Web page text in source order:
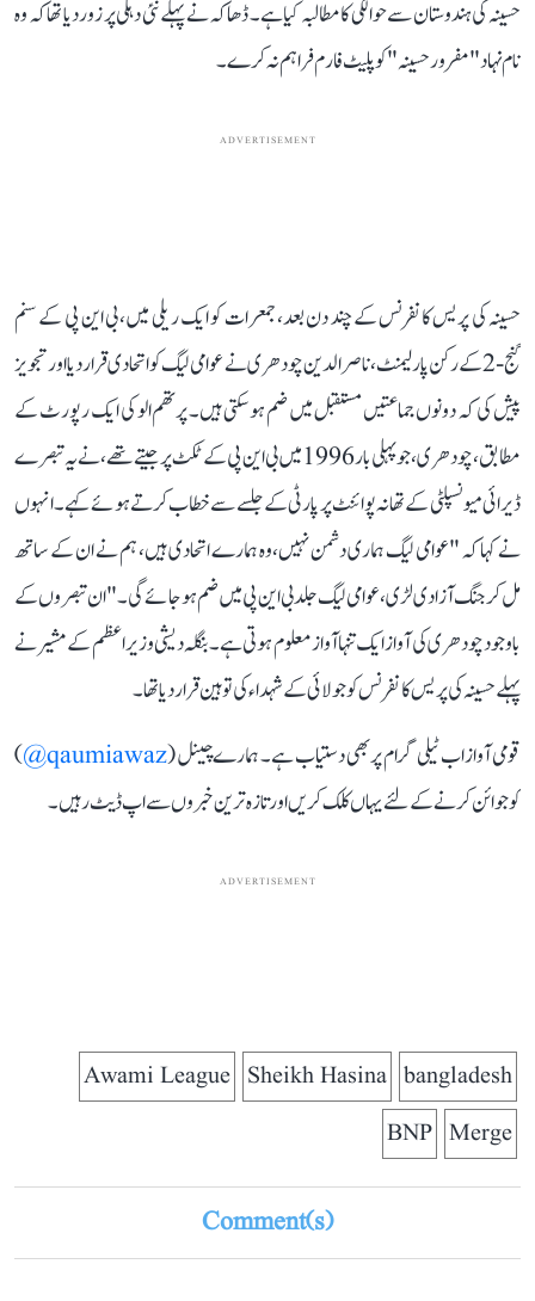
حسینہ کی ہندوستان سے حوالگی کا مطالبہ کیا ہے۔ ڈھاکہ نے پہلے نئی دہلی پر زور دیا تھا کہ وہ
نام نہاد "مفرور حسینہ" کو پلیٹ فارم فراہم نہ کرے۔
ADVERTISEMENT
حسینہ کی پریس کانفرنس کے چند دن بعد، جمعرات کو ایک ریلی میں، بی این پی کے سنم
گنج-2 کے رکن پارلیمنٹ، ناصر الدین چودھری نے عوامی لیگ کو اتحادی قرار دیا اور تجویز
پیش کی کہ دونوں جماعتیں مستقبل میں ضم ہو سکتی ہیں۔ پرتھم الو کی ایک رپورٹ کے
مطابق، چودھری، جو پہلی بار 1996 میں بی این پی کے ٹکٹ پر جیتے تھے، نے یہ تبصرے
ڈیرائی میونسپلٹی کے تھانہ پوائنٹ پر پارٹی کے جلسے سے خطاب کرتے ہوئے کہے۔ انہوں
نے کہا کہ "عوامی لیگ ہماری دشمن نہیں، وہ ہمارے اتحادی ہیں، ہم نے ان کے ساتھ
مل کر جنگ آزادی لڑی، عوامی لیگ جلد بی این پی میں ضم ہو جائے گی۔" ان تبصروں کے
باوجود چودھری کی آواز ایک تنہا آواز معلوم ہوتی ہے۔ بنگلہ دیشی وزیراعظم کے مشیر نے
پہلے حسینہ کی پریس کانفرنس کو جولائی کے شہداء کی توہین قرار دیا تھا۔
قومی آواز اب ٹیلی گرام پر بھی دستیاب ہے۔ ہمارے چینل (qaumiawaz@
)
کو جوائن کرنے کے لئے یہاں کلک کریں اور تازہ ترین خبروں سے اپ ڈیٹ رہیں۔
ADVERTISEMENT
bangladesh
Sheikh Hasina
Awami League
Merge
BNP
Comment(s)